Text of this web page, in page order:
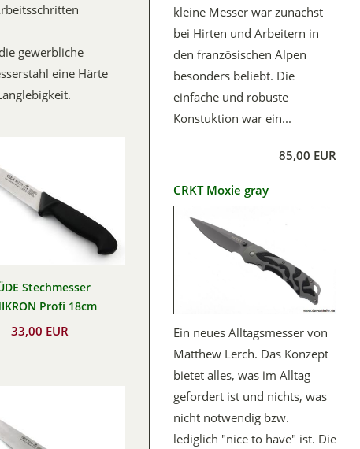
gewerbliche
eine Härte
Stechmesser
Profi 18cm
33,00 EUR
kleine Messer war zunächst
bei Hirten und Arbeitern in
den französischen Alpen
besonders beliebt. Die
einfache und robuste
Konstuktion war ein...
85,00 EUR
CRKT Moxie gray
Ein neues Alltagsmesser von
Matthew Lerch. Das Konzept
bietet alles, was im Alltag
gefordert ist und nichts, was
nicht notwendig bzw.
lediglich "nice to have" ist. Die